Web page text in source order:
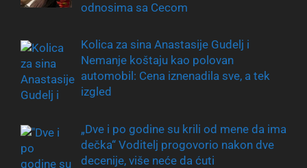
odnosima sa Cecom
Kolica za sina Anastasije Gudelj i
Nemanje koštaju kao polovan
automobil: Cena iznenadila sve, a tek
izgled
„Dve i po godine su krili od mene da ima
dečka“ Voditelj progovorio nakon dve
decenije, više neće da ćuti